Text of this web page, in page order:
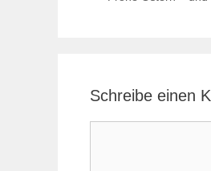
Schreibe einen